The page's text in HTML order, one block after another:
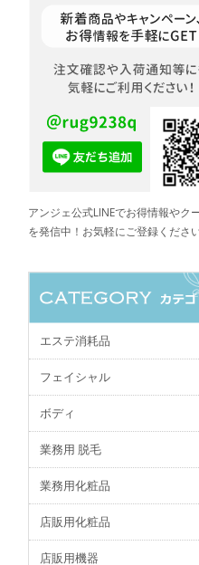
アンジェ公式LINEでお得情報やク
を発信中！お気軽にご登録くださ
エステ消耗品
フェイシャル
ボディ
業務用 脱毛
業務用化粧品
店販用化粧品
店販用機器